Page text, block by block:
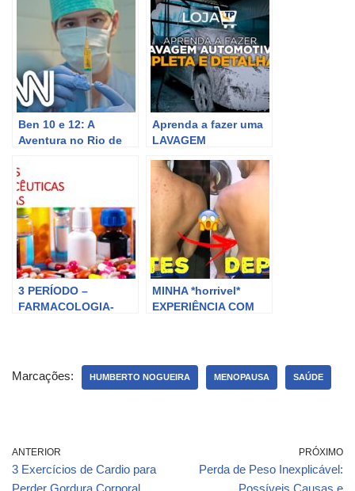
Ben 10 e 12: A
Aventura no Rio de
Stephanie Nogueira,
CNN
Aprenda a fazer uma
LAVAGEM
COMPLETA E
DETALHADA💦 | Part
3 PERÍODO –
FARMACOLOGIA-
LÍQUIDAS
MINHA *horrivel*
EXPERIÊNCIA COM
Marcações: HUMBERTO NOGUEIRA MENOPAUSA SAÚDE
ANTERIOR
3 Exercícios de Cardio para
Perder Gordura Corporal
PRÓXIMO
Perda de Peso Inexplicável:
Possíveis Causas e